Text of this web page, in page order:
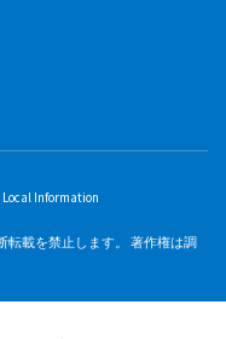
Information
転載を禁止します。 著作権は調